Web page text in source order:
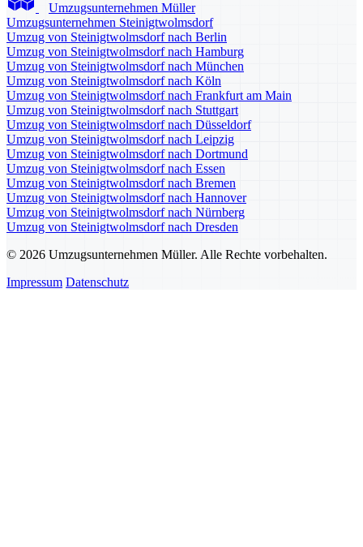
Umzugsunternehmen Müller
Umzugsunternehmen Steinigtwolmsdorf
Umzug von Steinigtwolmsdorf nach Berlin
Umzug von Steinigtwolmsdorf nach Hamburg
Umzug von Steinigtwolmsdorf nach München
Umzug von Steinigtwolmsdorf nach Köln
Umzug von Steinigtwolmsdorf nach Frankfurt am Main
Umzug von Steinigtwolmsdorf nach Stuttgart
Umzug von Steinigtwolmsdorf nach Düsseldorf
Umzug von Steinigtwolmsdorf nach Leipzig
Umzug von Steinigtwolmsdorf nach Dortmund
Umzug von Steinigtwolmsdorf nach Essen
Umzug von Steinigtwolmsdorf nach Bremen
Umzug von Steinigtwolmsdorf nach Hannover
Umzug von Steinigtwolmsdorf nach Nürnberg
Umzug von Steinigtwolmsdorf nach Dresden
© 2026 Umzugsunternehmen Müller. Alle Rechte vorbehalten.
Impressum Datenschutz